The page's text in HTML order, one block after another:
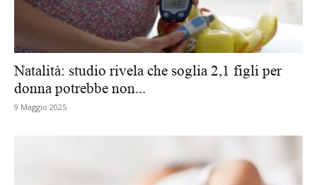
Natalità: studio rivela che soglia 2,1 figli per
donna potrebbe non...
9 Maggio 2025